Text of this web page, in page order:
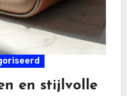
en stijlvolle